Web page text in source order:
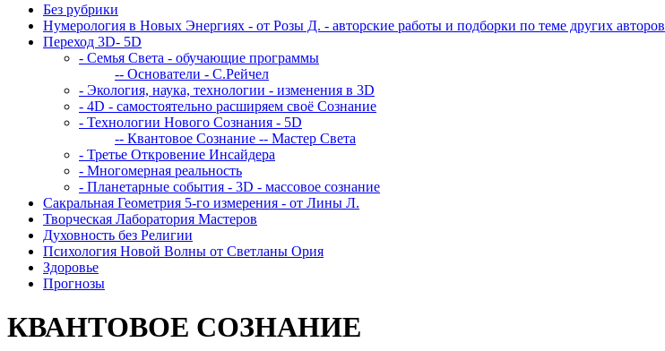
Без рубрики
Нумерология в Новых Энергиях - от Розы Д. - авторские работы и подборки по теме других авторов
Переход 3D- 5D
- Семья Света - обучающие программы
-- Основатели - С.Рейчел
- Экология, наука, технологии - изменения в 3D
- 4D - самостоятельно расширяем своё Сознание
- Технологии Нового Сознания - 5D
-- Квантовое Сознание -- Мастер Света
- Третье Откровение Инсайдера
- Многомерная реальность
- Планетарные события - 3D - массовое сознание
Сакральная Геометрия 5-го измерения - от Лины Л.
Творческая Лаборатория Мастеров
Духовность без Религии
Психология Новой Волны от Светланы Ория
Здоровье
Прогнозы
КВАНТОВОЕ СОЗНАНИЕ